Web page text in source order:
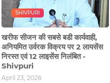
SHIVPURI
खरीफ सीजन की सबसे बडी कार्यवाही,
अनियमित उर्वरक विक्रय पर 2 लायसेंस
निरस्त एवं 12 लाइसेंस निलंबित -
Shivpuri
April 23, 2026